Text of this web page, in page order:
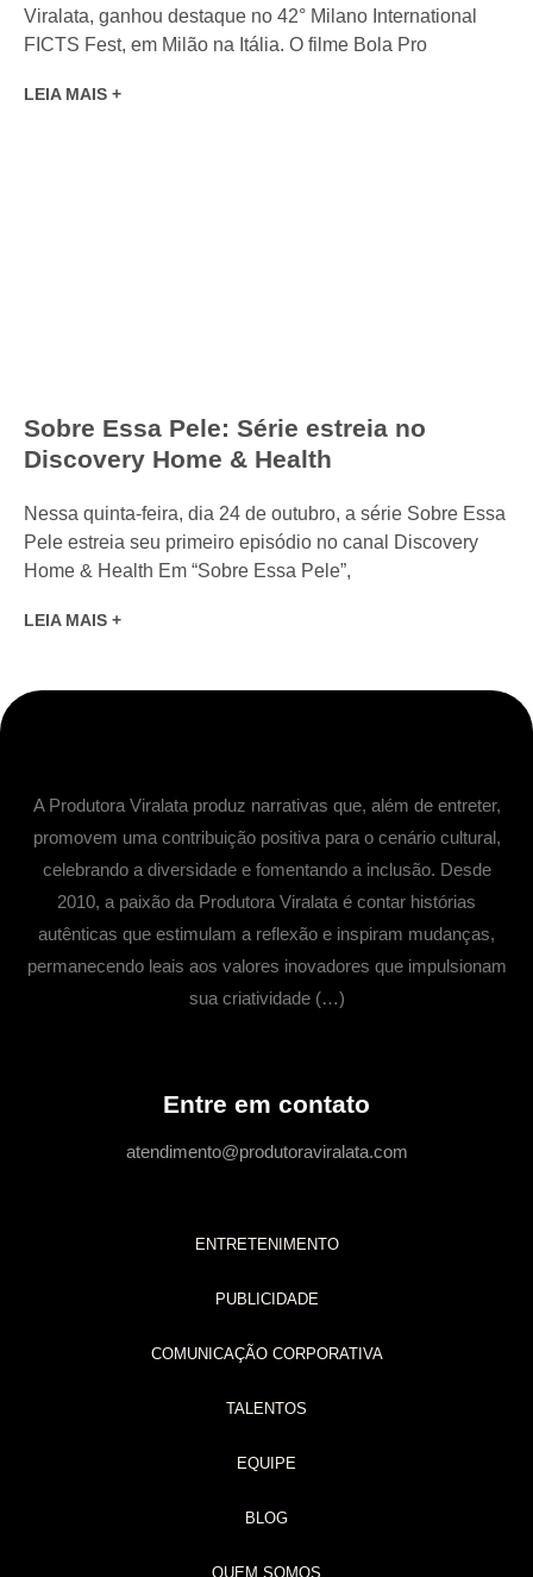
Viralata, ganhou destaque no 42° Milano International
FICTS Fest, em Milão na Itália. O filme Bola Pro
LEIA MAIS +
Sobre Essa Pele: Série estreia no
Discovery Home & Health
Nessa quinta-feira, dia 24 de outubro, a série Sobre Essa
Pele estreia seu primeiro episódio no canal Discovery
Home & Health Em “Sobre Essa Pele”,
LEIA MAIS +
A Produtora Viralata produz narrativas que, além de entreter,
promovem uma contribuição positiva para o cenário cultural,
celebrando a diversidade e fomentando a inclusão. Desde
2010, a paixão da Produtora Viralata é contar histórias
autênticas que estimulam a reflexão e inspiram mudanças,
permanecendo leais aos valores inovadores que impulsionam
sua criatividade (…)
ENTRETENIMENTO
PUBLICIDADE
COMUNICAÇÃO CORPORATIVA
TALENTOS
EQUIPE
BLOG
QUEM SOMOS
Entre em contato
atendimento@produtoraviralata.com